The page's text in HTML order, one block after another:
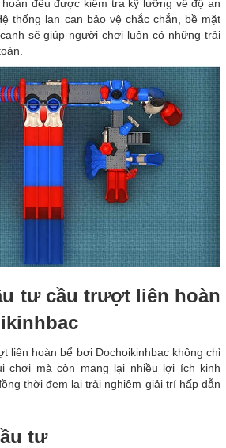
đều được kiểm tra kỹ lưỡng về độ an
thống lan can bảo vệ chắc chắn, bề mặt
sẽ giúp người chơi luôn có những trải
tư cầu trượt liên hoàn
liên hoàn bể bơi Dochoikinhbac không chỉ
chơi mà còn mang lại nhiều lợi ích kinh
thời đem lại trải nghiệm giải trí hấp dẫn
tư